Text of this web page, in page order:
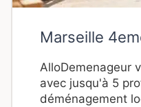
Marseille
AlloDemenageur
avec jusqu'à 5
déménagement